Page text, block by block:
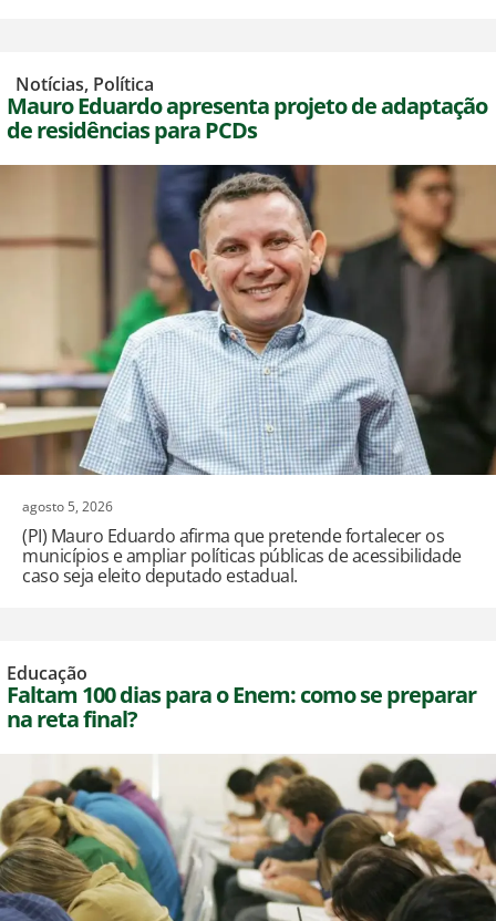
Notícias, Política
Mauro Eduardo apresenta projeto de adaptação
de residências para PCDs
agosto 5, 2026
(PI) Mauro Eduardo afirma que pretende fortalecer os
municípios e ampliar políticas públicas de acessibilidade
caso seja eleito deputado estadual.
Educação
Faltam 100 dias para o Enem: como se preparar
na reta final?